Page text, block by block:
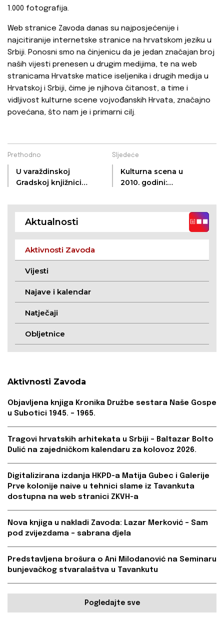
1.000 fotografija.
Web stranice Zavoda danas su najposjećenije i
najcitiranije internetske stranice na hrvatskom jeziku u
Srbiji. Ponosni smo na činjenicu da je jedan značajan broj
naših vijesti prenesen u drugim medijima, te na web
stranicama Hrvatske matice iseljenika i drugih medija u
Hrvatskoj i Srbiji, čime je njihova čitanost, a time i
vidljivost kulturne scene vojvođanskih Hrvata, značajno
povećana, što nam je i primarni cilj.
Prethodno
U varaždinskoj
Gradskoj knjižnici
nakladnička
Sljedeće
Kulturna scena u
2010. godini:
programa, uz
elemente profiliranja
Aktualnosti
Aktivnosti Zavoda
Vijesti
Najave i kalendar
Natječaji
Obljetnice
Aktivnosti Zavoda
Objavljena knjiga Kronika Družbe sestara Naše Gospe
u Subotici 1945. – 1965.
Tragovi hrvatskih arhitekata u Srbiji – Baltazar Bolto
Dulić na zajedničkom kalendaru za kolovoz 2026.
Digitalizirana izdanja HKPD-a Matija Gubec i Galerije
Prve kolonije naive u tehnici slame iz Tavankuta
dostupna na web stranici ZKVH-a
Nova knjiga u nakladi Zavoda: Lazar Merković – Sam
pod zvijezdama – sabrana djela
Predstavljena brošura o Ani Milodanović na Seminaru
bunjevačkog stvaralaštva u Tavankutu
Pogledajte sve